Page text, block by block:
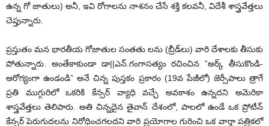
ఉన్న గో జాతులు) అనీ, ఇవి రోగాలను నాశనం చేసే శక్తి కలవనీ, విదేశీ శాస్త్రవేత్తలు
చెప్తున్నారు.
ప్రస్తుతం మన భారతీయ గోజాతుల సంతతు లను (బ్రీడ్‌లు) వారి దేశాలకు తీసుకు
పోతున్నారు. అంతేకాకుండా డా||ఎన్‌.గంగాసత్యం రచించిన ”అర్క్‌ తీసుకొండి-
ఆరోగ్యంగా ఉండండి” అనే చిన్న పుస్తకం ప్రకారం (19వ పేజీలో) జెర్సీపాలు త్రాగే
ప్రతి ముగ్గురిలో ఒకరికి కేన్సర్‌ వ్యాధి వచ్చే అవకాశం ఉన్నదని అమెరికా
శాస్త్రవేత్తలు తెలిపారు. అతి చిన్నదైన తైవాన్‌ దేశంలో, పాలలో ఉండే ఒక ప్రోటీన్‌
కేన్సర్‌ పెరుగుదలను నిరోధించగలదని వారి ప్రయోగాల గురించి ఒక వార్తా పత్రికలో